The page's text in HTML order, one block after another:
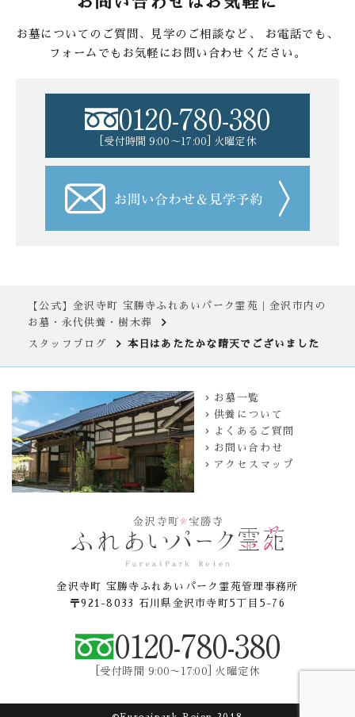
お墓についてのご質問、見学のご相談など、
お電話でも、
フォームでもお気軽にお問い合わせください。
0120-780-380
[受付時間 9:00〜17:00] 火曜定休
【公式】金沢寺町 宝勝寺ふれあいパーク霊苑｜金沢市内の
お墓・永代供養・樹木葬
スタッフブログ 本日はあたたかな晴天でございました
お墓一覧
供養について
よくあるご質問
お問い合わせ
アクセスマップ
金沢寺町 宝勝寺ふれあいパーク霊苑管理事務所
〒921-8033 石川県金沢市寺町5丁目5-76
0120-780-380
[受付時間 9:00〜17:00] 火曜定休